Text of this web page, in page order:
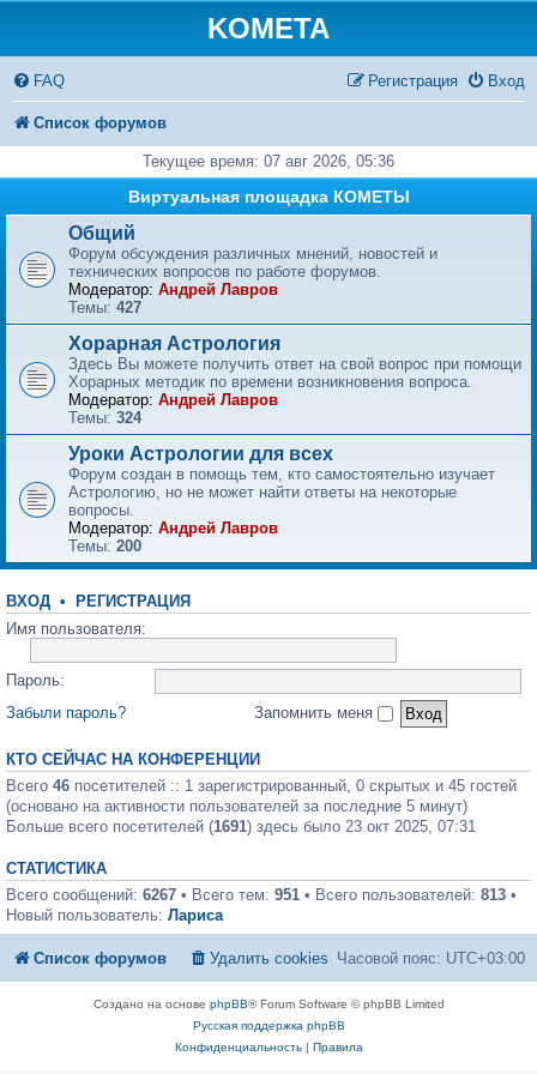
KOMETA
FAQ Вход
Регистрация
Список форумов
Текущее время: 07 авг 2026, 05:36
Виртуальная площадка КОМЕТЫ
Общий
Форум обсуждения различных мнений, новостей и
технических вопросов по работе форумов.
Модератор: Андрей Лавров
Темы: 427
Хорарная Астрология
Здесь Вы можете получить ответ на свой вопрос при помощи
Хорарных методик по времени возникновения вопроса.
Модератор: Андрей Лавров
Темы: 324
Уроки Астрологии для всех
Форум создан в помощь тем, кто самостоятельно изучает
Астрологию, но не может найти ответы на некоторые
вопросы.
Модератор: Андрей Лавров
Темы: 200
ВХОД • РЕГИСТРАЦИЯ
Имя пользователя:
Пароль:
Забыли пароль?
Запомнить меня
КТО СЕЙЧАС НА КОНФЕРЕНЦИИ
Всего 46 посетителей :: 1 зарегистрированный, 0 скрытых и 45 гостей
(основано на активности пользователей за последние 5 минут)
Больше всего посетителей (1691) здесь было 23 окт 2025, 07:31
СТАТИСТИКА
Всего сообщений: 6267 • Всего тем: 951 • Всего пользователей: 813 •
Новый пользователь: Лариса
Список форумов Часовой пояс: UTC+03:00
Удалить cookies
Создано на основе phpBB® Forum Software © phpBB Limited
Русская поддержка phpBB
Конфиденциальность| Правила